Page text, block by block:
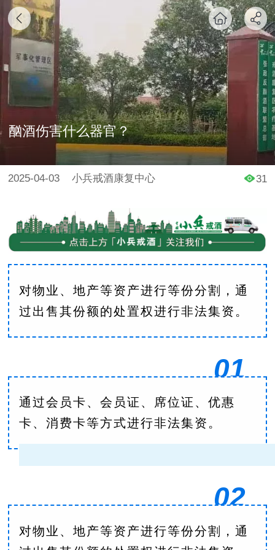
酗酒伤害什么器官？
2025-04-03 小兵戒酒康复中心 31
对物业、地产等资产进行等份分割，通
过出售其份额的处置权进行非法集资。
01
通过会员卡、会员证、席位证、优惠
卡、消费卡等方式进行非法集资。
02
对物业、地产等资产进行等份分割，通